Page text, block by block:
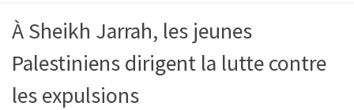
À Sheikh Jarrah, les jeunes
Palestiniens dirigent la lutte contre
les expulsions